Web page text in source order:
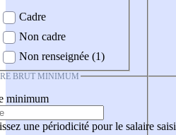
Cadre
Non cadre
Non renseignée (1)
BRUT MINIMUM
minimum
une périodicité pour le salaire saisi